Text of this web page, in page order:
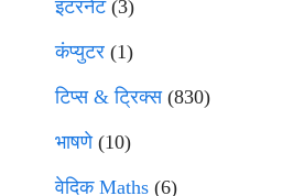
इंटरनेट(3)
कंप्युटर (1)
टिप्स & ट्रिक्स(830)
भाषणे(10)
वेदिक Maths (6)